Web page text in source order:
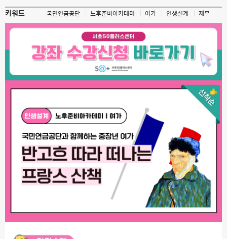
키워드 ㅡ 국민연금공단 노후준비아카데미 여가 인생설계 재무